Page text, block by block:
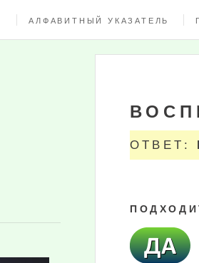
АЛФАВИТНЫЙ УКАЗАТЕЛЬ
ОТВЕТ: